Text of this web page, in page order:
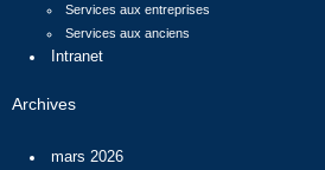
Services aux entreprises
Services aux anciens
Intranet
Archives
mars 2026